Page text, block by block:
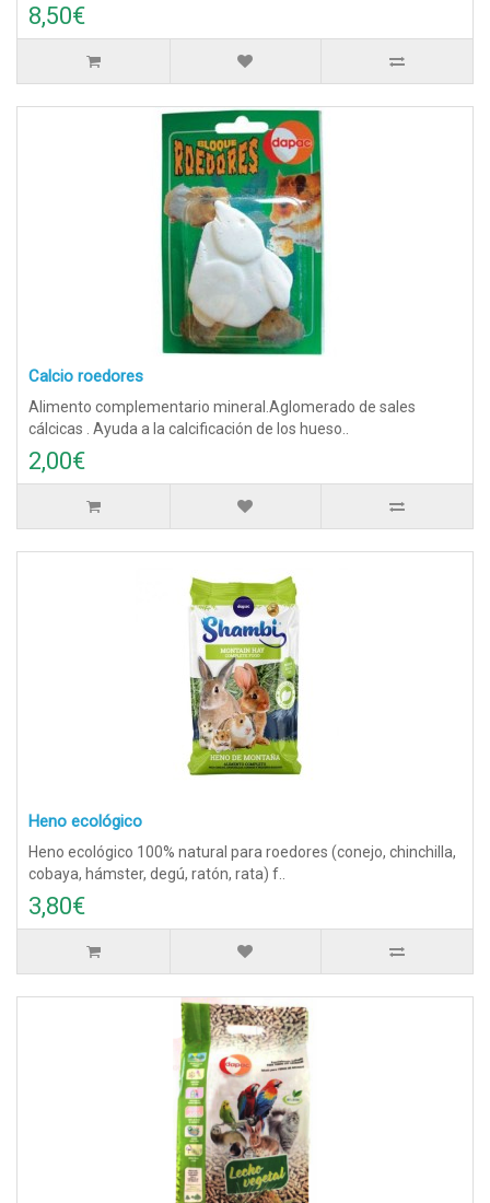
8,50€
Calcio roedores
Alimento complementario mineral.Aglomerado de sales
cálcicas . Ayuda a la calcificación de los hueso..
2,00€
Heno ecológico
Heno ecológico 100% natural para roedores (conejo, chinchilla,
cobaya, hámster, degú, ratón, rata) f..
3,80€